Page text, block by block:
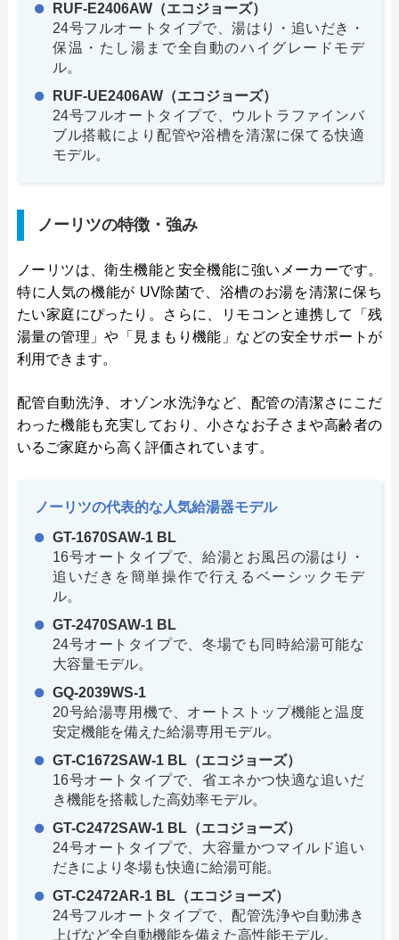
RUF-E2406AW（エコジョーズ）
24号フルオートタイプで、湯はり・追いだき・
保温・たし湯まで全自動のハイグレードモデ
ル。
RUF-UE2406AW（エコジョーズ）
24号フルオートタイプで、ウルトラファインバ
ブル搭載により配管や浴槽を清潔に保てる快適
モデル。
ノーリツの特徴・強み
ノーリツは、衛生機能と安全機能に強いメーカーです。
特に人気の機能が UV除菌で、浴槽のお湯を清潔に保ち
たい家庭にぴったり。さらに、リモコンと連携して「残
湯量の管理」や「見まもり機能」などの安全サポートが
利用できます。
配管自動洗浄、オゾン水洗浄など、配管の清潔さにこだ
わった機能も充実しており、小さなお子さまや高齢者の
いるご家庭から高く評価されています。
ノーリツの代表的な人気給湯器モデル
GT-1670SAW-1 BL
16号オートタイプで、給湯とお風呂の湯はり・
追いだきを簡単操作で行えるベーシックモデ
ル。
GT-2470SAW-1 BL
24号オートタイプで、冬場でも同時給湯可能な
大容量モデル。
GQ-2039WS-1
20号給湯専用機で、オートストップ機能と温度
安定機能を備えた給湯専用モデル。
GT-C1672SAW-1 BL（エコジョーズ）
16号オートタイプで、省エネかつ快適な追いだ
き機能を搭載した高効率モデル。
GT-C2472SAW-1 BL（エコジョーズ）
24号オートタイプで、大容量かつマイルド追い
だきにより冬場も快適に給湯可能。
GT-C2472AR-1 BL（エコジョーズ）
24号フルオートタイプで、配管洗浄や自動沸き
上げなど全自動機能を備えた高性能モデル。